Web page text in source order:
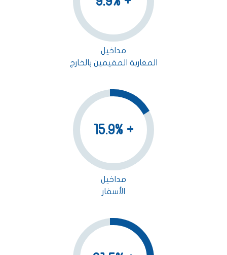
مداخيل
المغاربة المقيمين بالخارج
+ 15.9%
مداخيل
الأسفار